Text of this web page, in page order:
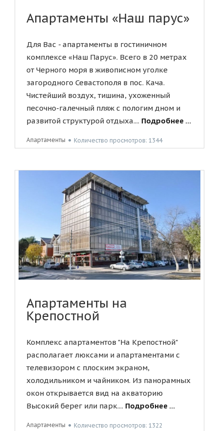
Апартаменты «Наш парус»
Для Вас - апартаменты в гостиничном
комплексе «Наш Парус». Всего в 20 метрах
от Черного моря в живописном уголке
загородного Севастополя в пос. Кача.
Чистейший воздух, тишина, ухоженный
песочно-галечный пляж с пологим дном и
развитой структурой отдыха.... Подробнее ...
Апартаменты ● Количество просмотров: 1344
Апартаменты на
Крепостной
Комплекс апартаментов "На Крепостной"
располагает люксами и апартаментами с
телевизором с плоским экраном,
холодильником и чайником. Из панорамных
окон открывается вид на акваторию
Высокий берег или парк.... Подробнее ...
Апартаменты ● Количество просмотров: 1322